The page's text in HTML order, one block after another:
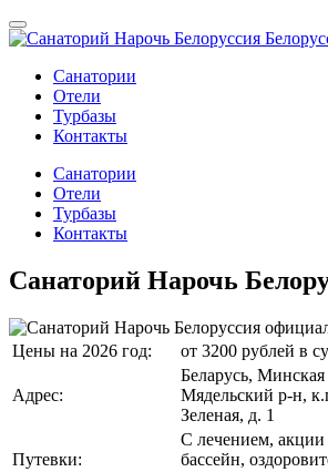
Санатории
Отели
Турбазы
Контакты
Санатории
Отели
Турбазы
Контакты
Санаторий Нарочь
Цены на 2026 год: от 3200 рублей в
Адрес:
Беларусь, Минская
Мядельский р-н,
Зеленая, д. 1
Путевки:
С лечением, акции
бассейн,